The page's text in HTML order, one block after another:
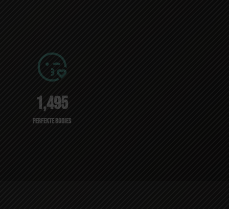
1,495
Perfekte Bodies